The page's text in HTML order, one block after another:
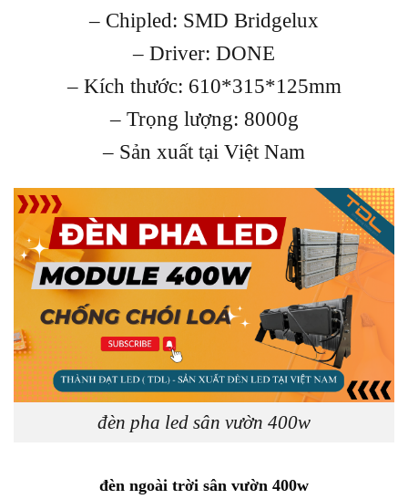
– Chipled: SMD Bridgelux
– Driver: DONE
– Kích thước: 610*315*125mm
– Trọng lượng: 8000g
– Sản xuất tại Việt Nam
đèn pha led sân vườn 400w
đèn ngoài trời sân vườn 400w